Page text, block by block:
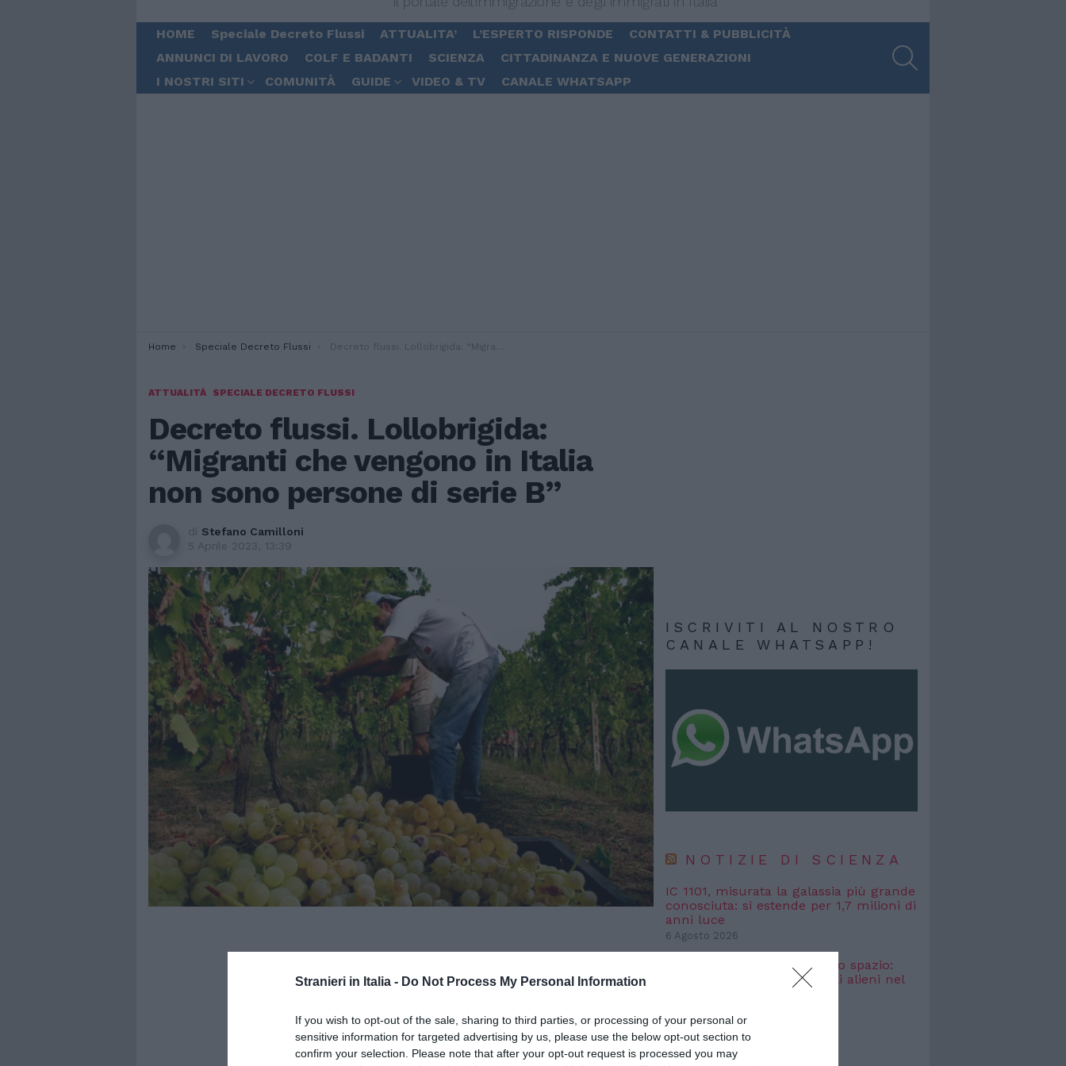
Stranieri in Italia - Do Not Process My Personal Information
If you wish to opt-out of the sale, sharing to third parties, or processing of your personal or
sensitive information for targeted advertising by us, please use the below opt-out section to
confirm your selection. Please note that after your opt-out request is processed you may
HOME Speciale Decreto Flussi ATTUALITA’ L’ESPERTO RISPONDE
CONTATTI & PUBBLICITÀ
ANNUNCI DI LAVORO
COLF E BADANTI SCIENZA
CITTADINANZA E NUOVE GENERAZIONI
I NOSTRI SITI
COMUNITÀ GUIDE VIDEO & TV CANALE WHATSAPP
You are here:
Home Speciale Decreto Flussi Decreto flussi. Lollobrigida: “Migranti che vengono in Italia non sono persone di serie B”
ATTUALITÀ SPECIALE DECRETO FLUSSI
Decreto flussi. Lollobrigida:
“Migranti che vengono in Italia
non sono persone di serie B”
di Stefano Camilloni
5 Aprile 2023, 13:39
ISCRIVITI AL NOSTRO
CANALE WHATSAPP!
NOTIZIE DI SCIENZA
IC 1101, misurata la galassia più grande
conosciuta: si estende per 1,7 milioni di
anni luce
6 Agosto 2026
“Fari cosmici” nascosti nello spazio:
potremmo cercare i segnali alieni nel
NOTIZIE DI